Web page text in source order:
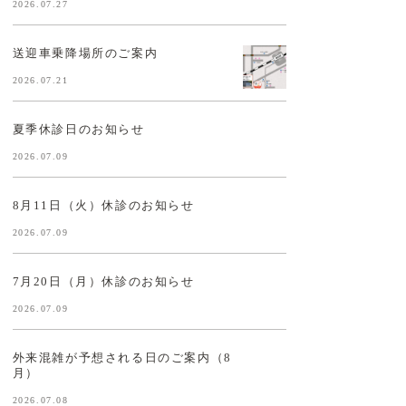
2026.07.27
送迎車乗降場所のご案内
2026.07.21
夏季休診日のお知らせ
2026.07.09
8月11日（火）休診のお知らせ
2026.07.09
7月20日（月）休診のお知らせ
2026.07.09
外来混雑が予想される日のご案内（8
月）
2026.07.08